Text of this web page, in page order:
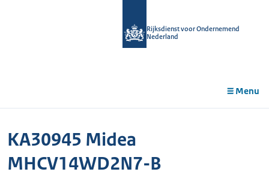
Rijksdienst voor Ondernemend
Nederland
Menu
KA30945 Midea
MHCV14WD2N7-B